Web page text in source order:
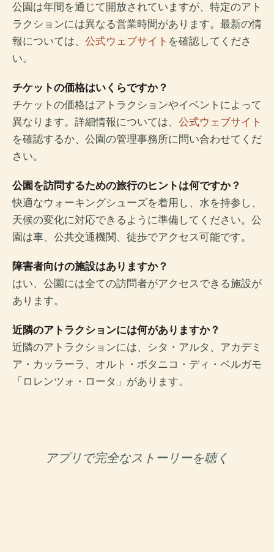
公園は年間を通じて開放されていますが、特定のアト
ラクションには異なる営業時間があります。最新の情
報については、 公式ウェブサイト を確認してくださ
い。
チケットの価格はいくらですか？
チケットの価格はアトラクションやイベントによって
異なります。詳細情報については、 公式ウェブサイト
を確認するか、公園の管理事務所に問い合わせてくだ
さい。
公園を訪問するための旅行のヒントは何ですか？
快適なウォーキングシューズを着用し、水を持参し、
天候の変化に対応できるように準備してください。公
園は車、公共交通機関、徒歩でアクセス可能です。
障害者向けの施設はありますか？
はい、公園には全ての訪問者がアクセスできる施設が
あります。
近隣のアトラクションには何がありますか？
近隣のアトラクションには、シタ・アルタ、アカデミ
ア・カッラーラ、オルト・ボタニコ・ディ・ベルガモ
「ロレンツォ・ロータ」があります。
アプリで完全なストーリーを聴く